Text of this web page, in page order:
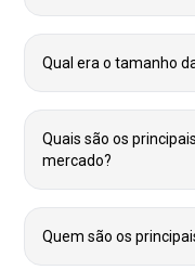
Qual era o tamanho
Quais são os
mercado?
Quem são os